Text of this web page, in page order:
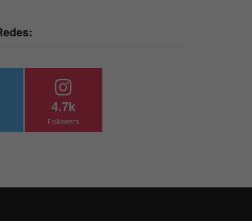
4.7k
Followers